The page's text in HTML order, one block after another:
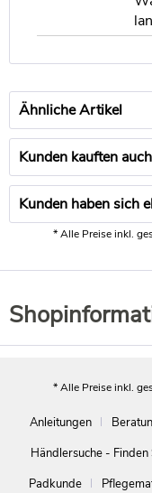
Hallo, die Exterior
keine
Probestücken
im Shop. Günstige
Sie hier:
https://
Ähnliche Artikel
Kunden kauften auch
Kunden haben sich
* Alle Preise inkl.
* Alle Preise inkl.
Anleitungen
Händlersuche -
Padkunde